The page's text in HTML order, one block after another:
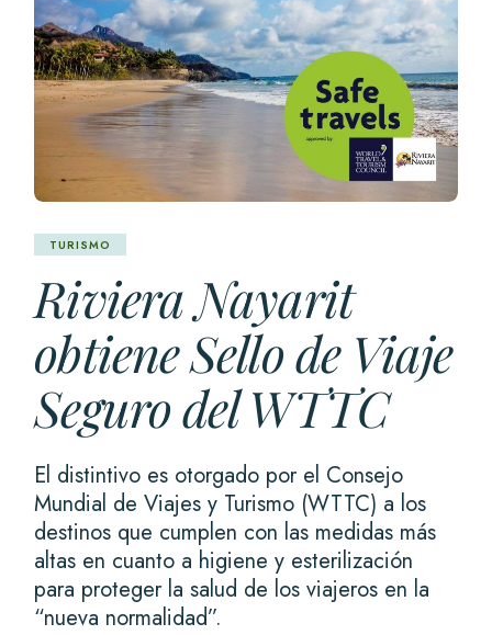
TURISMO
Riviera Nayarit
obtiene Sello de Viaje
Seguro del WTTC
El distintivo es otorgado por el Consejo
Mundial de Viajes y Turismo (WTTC) a los
destinos que cumplen con las medidas más
altas en cuanto a higiene y esterilización
para proteger la salud de los viajeros en la
“nueva normalidad”.